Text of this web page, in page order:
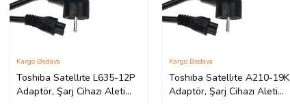
Toshıba Satellıte L635-12P
Adaptör, Şarj Cihazı Aleti
Kargo Bedava
Toshıba Satellıte A210-19K
Adaptör, Şarj Cihazı Aleti
Kargo Bedava